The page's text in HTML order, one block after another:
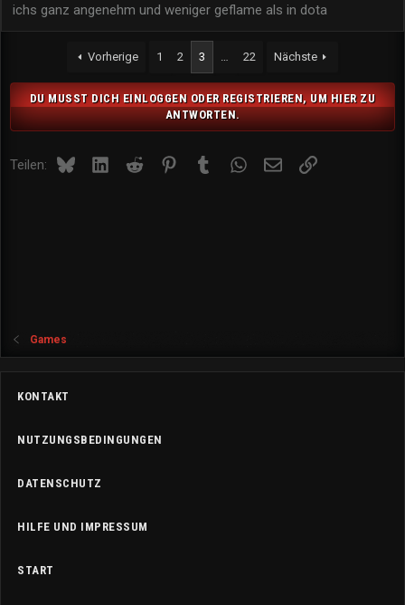
ichs ganz angenehm und weniger geflame als in dota
Vorherige 1 2 3 22 Nächste
DU MUSST DICH EINLOGGEN ODER REGISTRIEREN, UM HIER ZU
ANTWORTEN.
Teilen: BlueskyLinkedInReddit PinterestTumblrWhatsApp
E-MailLink
Games
KONTAKT
NUTZUNGSBEDINGUNGEN
DATENSCHUTZ
HILFE UND IMPRESSUM
START